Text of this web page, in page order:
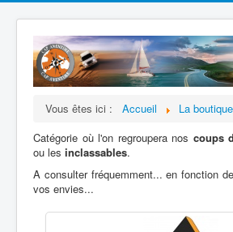
Vous êtes ici : Accueil La boutique
Catégorie où l'on regroupera nos coups
ou les inclassables.
A consulter fréquemment... en fonction
vos envies...